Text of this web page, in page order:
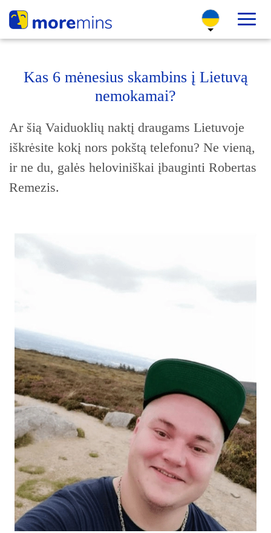
Kas 6 mėnesius skambins į Lietuvą
nemokamai?
Ar šią Vaiduoklių naktį draugams Lietuvoje
iškrėsite kokį nors pokštą telefonu? Ne vieną,
ir ne du, galės heloviniškai įbauginti Robertas
Remezis.